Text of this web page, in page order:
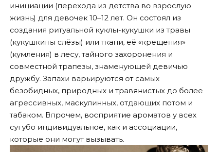
инициации (перехода из детства во взрослую
жизнь) для девочек 10–12 лет. Он состоял из
создания ритуальной куклы-кукушки из травы
(кукушкины слёзы) или ткани, её «крещения»
(кумления) в лесу, тайного захоронения и
совместной трапезы, знаменующей девичью
дружбу. Запахи варьируются от самых
безобидных, природных и травянистых до более
агрессивных, маскулинных, отдающих потом и
табаком. Впрочем, восприятие ароматов у всех
сугубо индивидуальное, как и ассоциации,
которые они могут вызывать.